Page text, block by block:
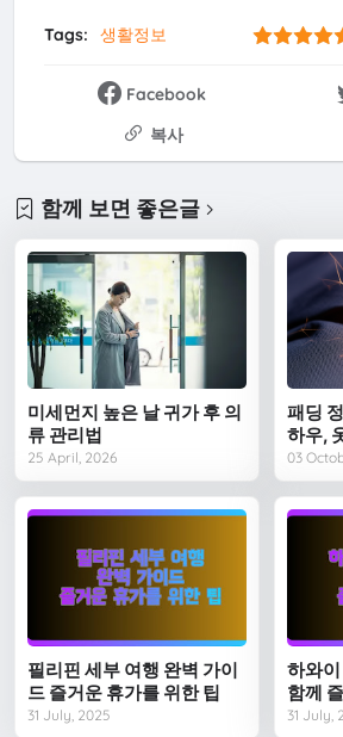
Tags: 생활정보
Facebook
복사
함께 보면 좋은글
미세먼지 높은 날 귀가 후 의
류 관리법
25 April, 2026
패딩
하우,
03
필리핀 세부 여행 완벽 가이
드 즐거운 휴가를 위한 팁
31 July, 2025
하와
함께
31 July,